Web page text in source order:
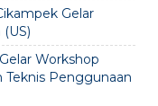
Gelar
Workshop
Penggunaan